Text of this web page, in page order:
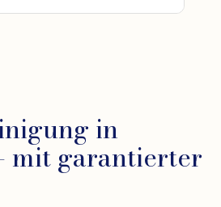
in
mit garantierter